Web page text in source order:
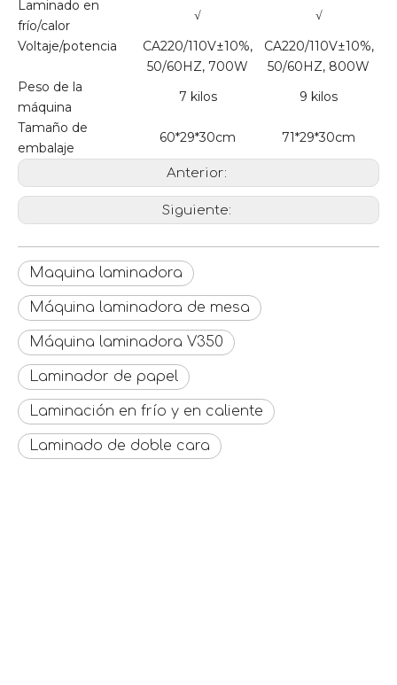
Laminado en
frío/calor
√
√
Voltaje/potencia
CA220/110V±10%,
50/60HZ, 700W
CA220/110V±10%,
50/60HZ, 800W
Peso de la
máquina
7 kilos
9 kilos
Tamaño de
embalaje
60*29*30cm 71*29*30cm
Anterior:
Siguiente:
Maquina laminadora
Máquina laminadora de mesa
Máquina laminadora V350
Laminador de papel
Laminación en frío y en caliente
Laminado de doble cara